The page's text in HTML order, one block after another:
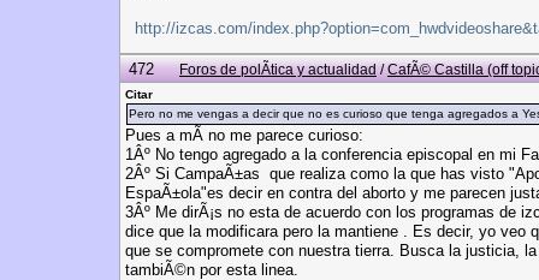
http://izcas.com/
472 Foros de polÃ­tica y actualidad/CafÃ© Castilla (off
Citar
Pero no me vengas a decir que no es curioso que tenga agregados a
Pues a mÃ­ no me parece curioso:
1Âº No tengo agregado a la conferencia episcopal en mi
2Âº Si CampaÃ±as que realiza como la que has visto
EspaÃ±ola"es decir en contra del aborto y me parecen
3Âº Me dirÃ¡s no esta de acuerdo con los programas de
dice que la modificara pero la mantiene . Es decir, yo veo
que se compromete con nuestra tierra. Busca la justicia,
tambiÃ©n por esta linea.